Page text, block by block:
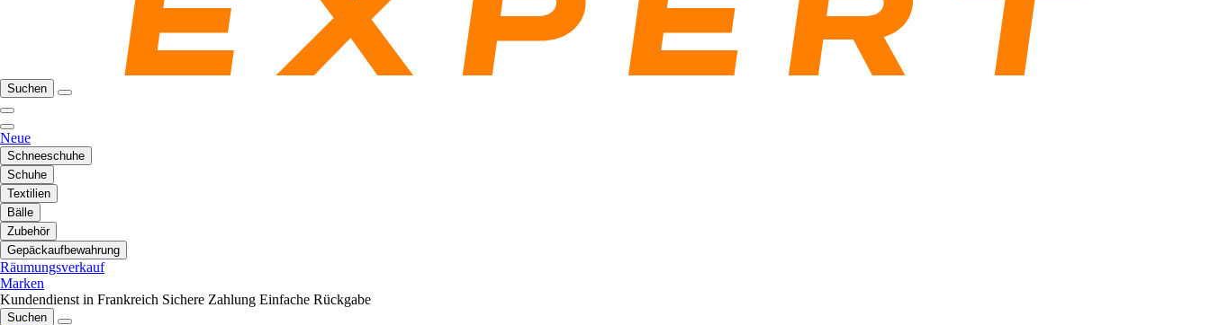
Suchen
Neue
Schneeschuhe
Schuhe
Textilien
Bälle
Zubehör
Gepäckaufbewahrung
Räumungsverkauf
Marken
Kundendienst in Frankreich Sichere Zahlung Einfache Rückgabe
Suchen